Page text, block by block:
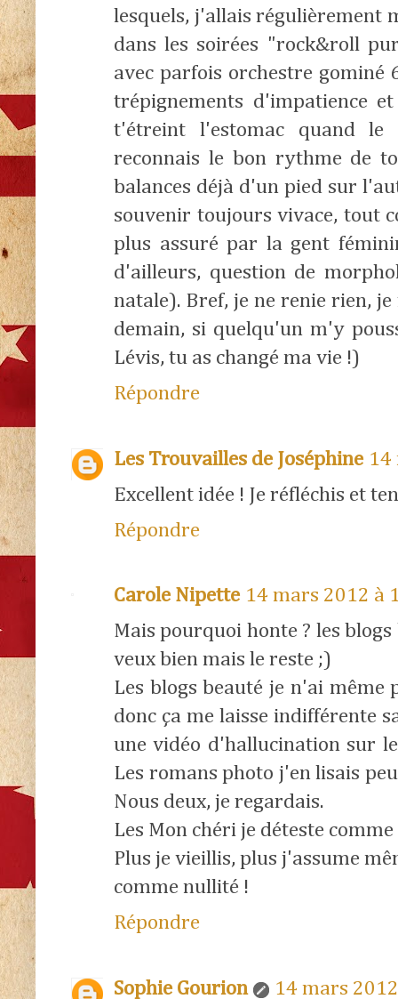
lesquels, j'allais régulièrement
dans les soirées "rock&roll
avec parfois orchestre gominé
trépignements d'impatience
t'étreint l'estomac quand
reconnais le bon rythme de
balances déjà d'un pied sur
souvenir toujours vivace, tout
plus assuré par la gent
d'ailleurs, question de
natale). Bref, je ne renie rien,
demain, si quelqu'un m'y
Lévis, tu as changé ma vie !)
Répondre
Les Trouvailles de Joséphine 14
Excellent idée ! Je réfléchis et
Répondre
Carole Nipette 14 mars 2012 à
Mais pourquoi honte ? les
veux bien mais le reste ;)
Les blogs beauté je n'ai même
donc ça me laisse indifférente
une vidéo d'hallucination sur
Les romans photo j'en lisais
Nous deux, je regardais.
Les Mon chéri je déteste
Plus je vieillis, plus j'assume
comme nullité !
Répondre
Sophie Gourion 14 mars